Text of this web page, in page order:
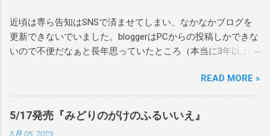
名も入れさせていただきました。 ありがとう
ございます！ぜひお家で楽しんで読んでもら
えたら嬉しいです。 4月27日にシリーズ最終章
ょう』(作 たてのひろし 絵 かわしまはるこ/
世界文化社)含む、 あまがえるシリーズも、か
わしまさんがサインを入れていましたよ。 今
近頃は専ら告知はSNSで済ませてしまい、なかなかブログを
更新できないでいました。bloggerはPCからの投稿しかできな
いので不便だなぁと長年思っていたところ（本当に3年以上前
へ移行することにしました。 主に告知は今後もSNSを中心に
発信していきますが、noteを新たに立ち上げたので、日記の
ような雑感をnoteの方で更新していけたらと思います。
https://note.com/maminakano/ bloggerで公開している過去記
READ MORE »
5/17発売『みどりのがけのふるいいえ』
5月 05, 2023